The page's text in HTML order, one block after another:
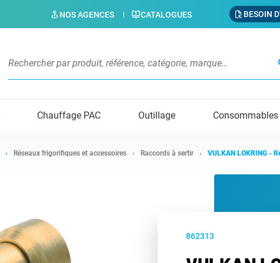
NOS AGENCES CATALOGUES BESOIN
Chauffage PAC Outillage Consommables
Réseaux frigorifiques et accessoires Raccords à sertir VULKAN LOKRING -
862313